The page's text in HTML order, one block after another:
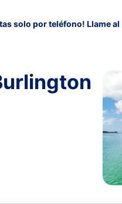
solo por teléfono! Llame al